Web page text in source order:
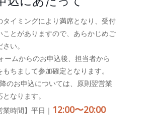
タイミングにより満席となり、受付
ことがありますので、あらかじめご
い。
ームからのお申込後、担当者から
ちまして参加確定となります。
のお申込については、原則翌営業
なります。
業時間】平日｜ 12:00〜20:00